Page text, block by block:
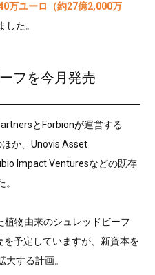
万ユーロ（約27億2,000万
した。
フを今月発売
とForbionが運営する
か、Unovis Asset
Impact Venturesなどの既存
物由来のシュレッドビーフ
を予定していますが、新資本を
する計画。